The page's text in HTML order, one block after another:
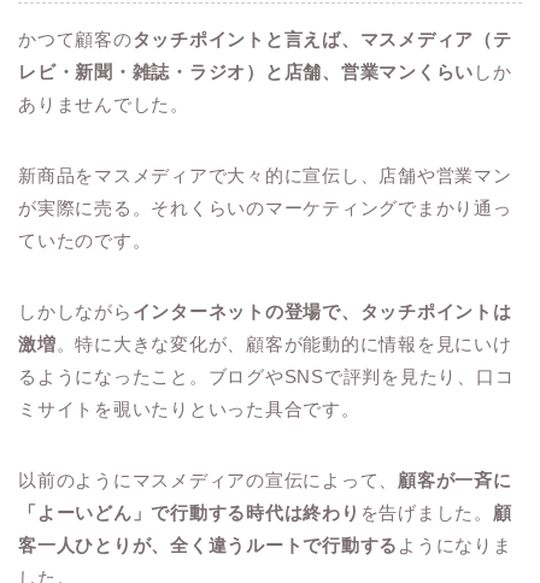
かつて顧客のタッチポイントと言えば、マスメディア（テ
レビ・新聞・雑誌・ラジオ）と店舗、営業マンくらい しか
ありませんでした。
新商品をマスメディアで大々的に宣伝し、店舗や営業マン
が実際に売る。それくらいのマーケティングでまかり通っ
ていたのです。
しかしながら インターネットの登場で、タッチポイントは
激増。特に大きな変化が、顧客が能動的に情報を見にいけ
るようになったこと。ブログやSNSで評判を見たり、口コ
ミサイトを覗いたりといった具合です。
以前のようにマスメディアの宣伝によって、 顧客が一斉に
「よーいどん」で行動する時代は終わり を告げました。 顧
客一人ひとりが、全く違うルートで行動する ようになりま
した。